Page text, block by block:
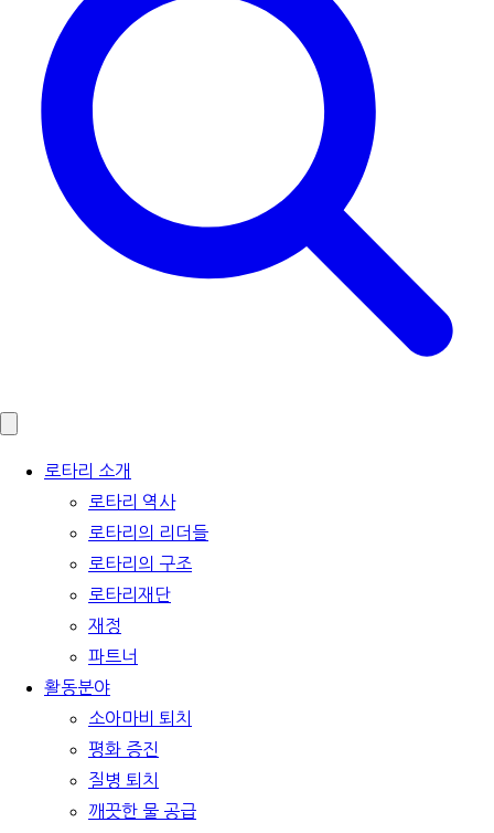
로타리 소개
로타리 역사
로타리의 리더들
로타리의 구조
로타리재단
재정
파트너
활동분야
소아마비 퇴치
평화 증진
질병 퇴치
깨끗한 물 공급